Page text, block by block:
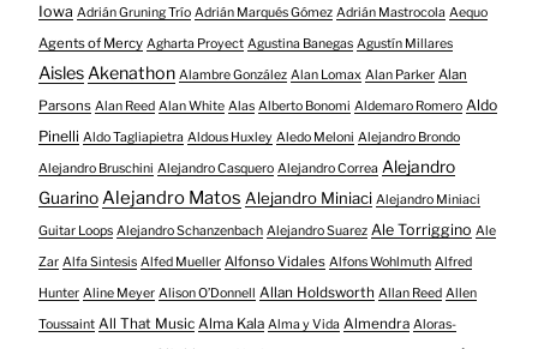
Iowa Adrián Gruning Trío Adrián Marqués Gómez Adrián Mastrocola Aequo
Agents of Mercy Agharta Proyect Agustina Banegas Agustín Millares
Aisles Akenathon Alambre González Alan Lomax Alan Parker Alan
Parsons Alan Reed Alan White Alas Alberto Bonomi Aldemaro Romero Aldo
Pinelli Aldo Tagliapietra Aldous Huxley Aledo Meloni Alejandro Brondo
Alejandro Bruschini Alejandro Casquero Alejandro Correa Alejandro
Guarino Alejandro Matos Alejandro Miniaci Alejandro Miniaci
Guitar Loops Alejandro Schanzenbach Alejandro Suarez Ale Torriggino Ale
Zar Alfa Sintesis Alfed Mueller Alfonso Vidales Alfons Wohlmuth Alfred
Hunter Aline Meyer Alison O​’​Donnell Allan Holdsworth Allan Reed Allen
Toussaint All That Music Alma Kala Alma y Vida Almendra Aloras-